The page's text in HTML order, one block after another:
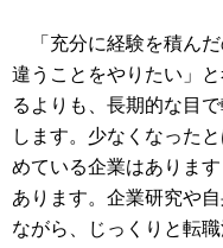
「充分に経験を積んだ
違うことをやりたい」
るよりも、長期的な目
します。少なくなった
めている企業はありま
あります。企業研究や
ながら、じっくりと転